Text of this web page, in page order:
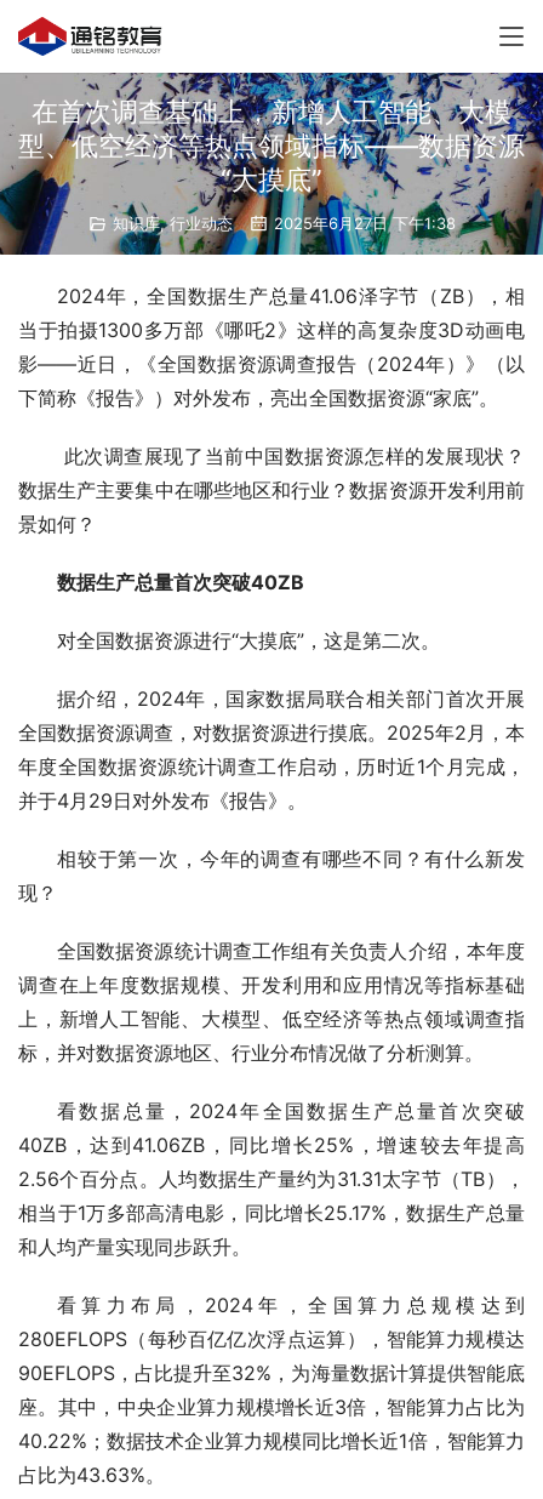
在首次调查基础上，新增人工智能、大模
型、低空经济等热点领域指标——数据资源
“大摸底”
知识库,行业动态 2025年6月27日 下午1:38
2024年，全国数据生产总量41.06泽字节（ZB），相
当于拍摄1300多万部《哪吒2》这样的高复杂度3D动画电
影——近日，《全国数据资源调查报告（2024年）》（以
下简称《报告》）对外发布，亮出全国数据资源“家底”。
此次调查展现了当前中国数据资源怎样的发展现状？
数据生产主要集中在哪些地区和行业？数据资源开发利用前
景如何？
数据生产总量首次突破40ZB
对全国数据资源进行“大摸底”，这是第二次。
据介绍，2024年，国家数据局联合相关部门首次开展
全国数据资源调查，对数据资源进行摸底。2025年2月，本
年度全国数据资源统计调查工作启动，历时近1个月完成，
并于4月29日对外发布《报告》。
相较于第一次，今年的调查有哪些不同？有什么新发
现？
全国数据资源统计调查工作组有关负责人介绍，本年度
调查在上年度数据规模、开发利用和应用情况等指标基础
上，新增人工智能、大模型、低空经济等热点领域调查指
标，并对数据资源地区、行业分布情况做了分析测算。
看数据总量，2024年全国数据生产总量首次突破
40ZB，达到41.06ZB，同比增长25%，增速较去年提高
2.56个百分点。人均数据生产量约为31.31太字节（TB），
相当于1万多部高清电影，同比增长25.17%，数据生产总量
和人均产量实现同步跃升。
看算力布局，2024年，全国算力总规模达到
280EFLOPS（每秒百亿亿次浮点运算），智能算力规模达
90EFLOPS，占比提升至32%，为海量数据计算提供智能底
座。其中，中央企业算力规模增长近3倍，智能算力占比为
40.22%；数据技术企业算力规模同比增长近1倍，智能算力
占比为43.63%。